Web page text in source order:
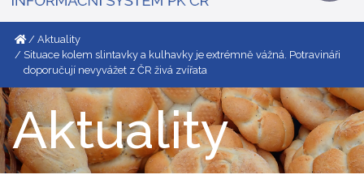
Aktuality
Situace kolem slintavky a kulhavky je extrémně vážná. Potravináři
doporučují nevyvážet z ČR živá zvířata
Aktuality